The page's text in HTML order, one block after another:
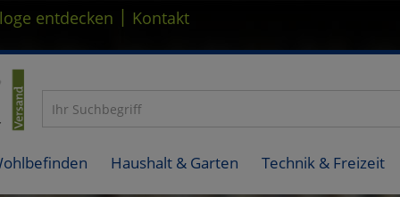
entdecken | Kontakt
Haushalt & Garten Technik & Freizeit